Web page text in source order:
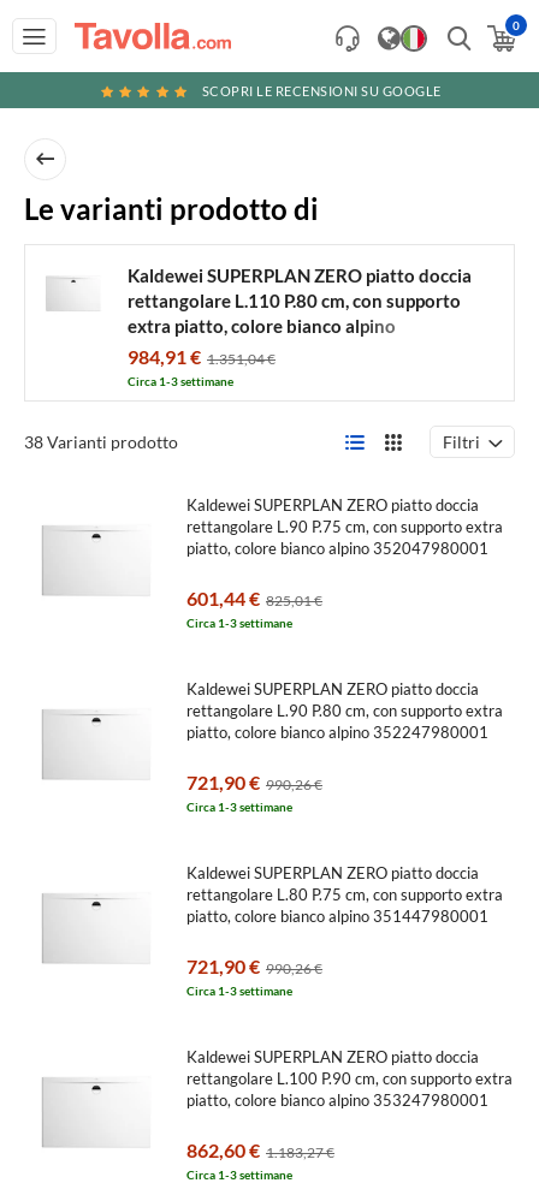
0
SCOPRI LE RECENSIONI SU GOOGLE
Le varianti prodotto di
SUPERPLAN
ZERO
piatto
doccia
L.110
P.80
con
supporto
piatto,
bianco
alpino
354047980001
Kaldewei SUPERPLAN ZERO piatto doccia
rettangolare L.110 P.80 cm, con supporto
extra piatto, colore bianco alpino
354047980001
984,91 € 1.351,04 €
Circa 1-3 settimane
38 Varianti prodotto Filtri
Kaldewei SUPERPLAN ZERO piatto doccia
rettangolare L.90 P.75 cm, con supporto extra
piatto, colore bianco alpino 352047980001
601,44 € 825,01 €
Circa 1-3 settimane
Kaldewei SUPERPLAN ZERO piatto doccia
rettangolare L.90 P.80 cm, con supporto extra
piatto, colore bianco alpino 352247980001
721,90 € 990,26 €
Circa 1-3 settimane
Kaldewei SUPERPLAN ZERO piatto doccia
rettangolare L.80 P.75 cm, con supporto extra
piatto, colore bianco alpino 351447980001
721,90 € 990,26 €
Circa 1-3 settimane
Kaldewei SUPERPLAN ZERO piatto doccia
rettangolare L.100 P.90 cm, con supporto extra
piatto, colore bianco alpino 353247980001
862,60 € 1.183,27 €
Circa 1-3 settimane